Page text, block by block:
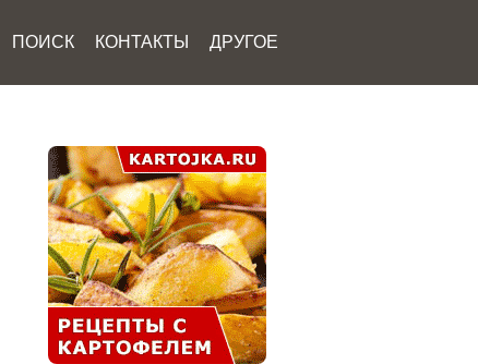
ПОИСК КОНТАКТЫ ДРУГОЕ